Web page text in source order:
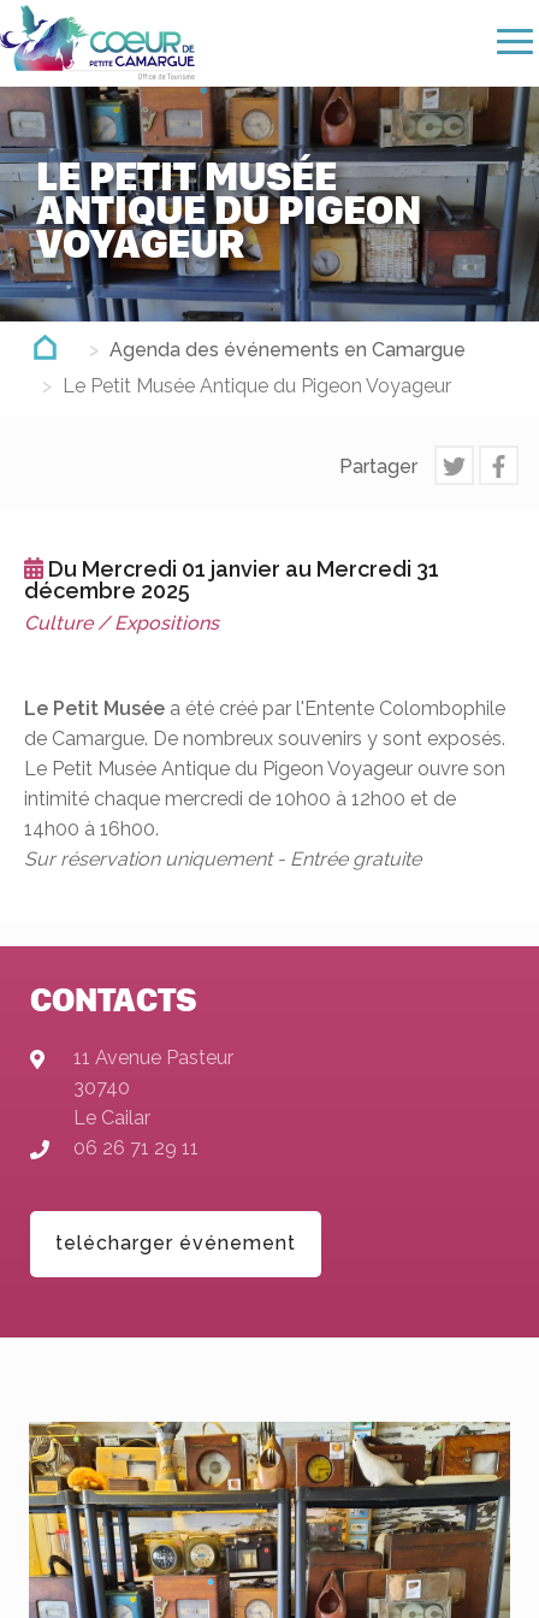
Aller
au
contenu
principal
LE PETIT MUSÉE
ANTIQUE DU PIGEON
VOYAGEUR
Agenda des événements en Camargue
Le Petit Musée Antique du Pigeon Voyageur
Partager
Du Mercredi 01 janvier au Mercredi 31
décembre 2025
Culture / Expositions
Le Petit Musée a été créé par l'Entente Colombophile
de Camargue. De nombreux souvenirs y sont exposés.
Le Petit Musée Antique du Pigeon Voyageur ouvre son
intimité chaque mercredi de 10h00 à 12h00 et de
14h00 à 16h00.
Sur réservation uniquement - Entrée gratuite
CONTACTS
11 Avenue Pasteur
30740
Le Cailar
06 26 71 29 11